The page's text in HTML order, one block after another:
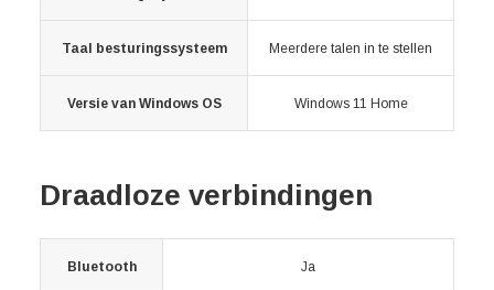
Taal besturingssysteem Meerdere talen in te stellen
Versie van Windows OS Windows 11 Home
Draadloze verbindingen
Bluetooth Ja